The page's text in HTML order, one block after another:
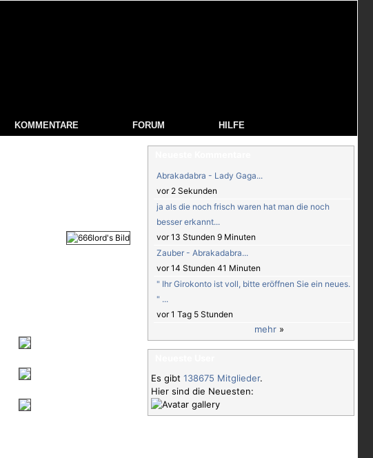
KOMMENTARE FORUM HILFE
Abrakadabra - Lady Gaga...
vor 2 Sekunden
ja als die noch frisch waren hat man die noch
besser erkannt...
vor 13 Stunden 9 Minuten
Zauber - Abrakadabra...
vor 14 Stunden 41 Minuten
" Ihr Girokonto ist voll, bitte eröffnen Sie ein neues.
" ...
vor 1 Tag 5 Stunden
mehr »
Es gibt 138675 Mitglieder.
Hier sind die Neuesten: